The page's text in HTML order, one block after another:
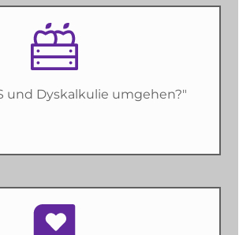
und Dyskalkulie umgehen?"